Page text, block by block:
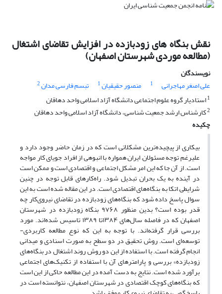
نقش بنگاه های زودبازده در افزایش تقاضای اشتغال
(مطالعه موردی شهرستان اصفهان)
نویسندگان
علی اصغر مهاجرانی
1 منصور حقیقیان1 تبسم فارسی مدان2
1استادیار گروه علوم اجتماعی دانشگاه آزاد اسلامی واحد دهاقان
2کارشناس ارشد جمعیت شناسی، دانشگاه آزاد اسلامی واحد دهاقان
چکیده
بیکاری از پیچیده‌ترین مشکلاتی است که در زمان حاضر وجود دارد و
علیرغم توجه مسئولان, ایران همواره با انبوهی از افراد جویای کار مواجه
است. از آن جا که این امر مشکل اجتماعی و اقتصادی است و ممکن است
در آینده به یک بحران تبدیل شود. راه‌کارهای قابل توجه در چنین
شرایطی, اتکا به بنگاه‌های اقتصادی است. در این مقاله شده است به این
سوال پاسخ داده شود که بنگاه‌های زودبازده در تقاضای نیروی‌کار چه
قدر بوده است؟ بدین منظور ۹۷۶۸ بنگاه زودبازده در شهرستان
اصفهان که در فاصله سال‌های ۱۳۸۴تا ۱۳۸۹ تاسیس شده‌اند. مورد
بررسی قرار گرفته‌اند. با توجه به این که نوع مطالعه کاربردی-
توسعه‌ای است. روش تحقیق در دو سطح به صورت اسنادی و میدانی
انجام گرفته است. با استفاده از این دو روش روند اشتغال در بنگاه‌های
زودبازده» بررسی و پارامترهای آن با استفاده از تکنیک‌های اجتماعی
برآورد شده است. نتایج به دست آمده در این مطالعه حاکی از این است
که بنگاه‌های کوچک اقتصادی در شهرستان اصفهان، نتوانسته است در